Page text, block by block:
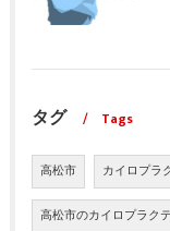
タグ Tags
高松市 カイロプラ
高松市のカイロプラク